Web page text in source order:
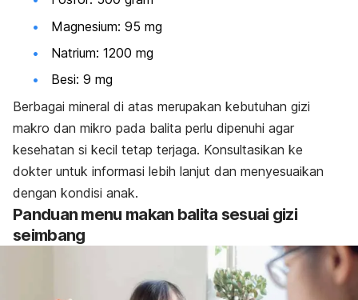
Magnesium: 95 mg
Natrium: 1200 mg
Besi: 9 mg
Berbagai mineral di atas merupakan kebutuhan gizi
makro dan mikro pada balita perlu dipenuhi agar
kesehatan si kecil tetap terjaga. Konsultasikan ke
dokter untuk informasi lebih lanjut dan menyesuaikan
dengan kondisi anak.
Panduan menu makan balita sesuai gizi
seimbang